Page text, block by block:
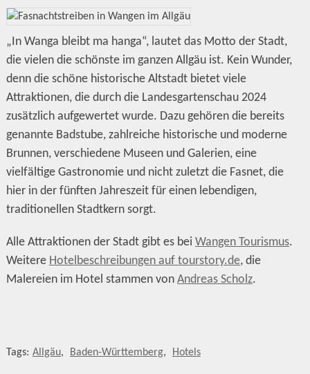
„In Wanga bleibt ma hanga“, lautet das Motto der Stadt,
die vielen die schönste im ganzen Allgäu ist. Kein Wunder,
denn die schöne historische Altstadt bietet viele
Attraktionen, die durch die Landesgartenschau 2024
zusätzlich aufgewertet wurde. Dazu gehören die bereits
genannte Badstube, zahlreiche historische und moderne
Brunnen, verschiedene Museen und Galerien, eine
vielfältige Gastronomie und nicht zuletzt die Fasnet, die
hier in der fünften Jahreszeit für einen lebendigen,
traditionellen Stadtkern sorgt.
Alle Attraktionen der Stadt gibt es bei Wangen Tourismus.
Weitere Hotelbeschreibungen auf tourstory.de, die
Malereien im Hotel stammen von Andreas Scholz.
Tags: Allgäu, Baden-Württemberg, Hotels